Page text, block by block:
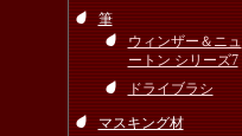
筆
ウィンザー＆ニュ
ートン シリーズ7
ドライブラシ
マスキング材